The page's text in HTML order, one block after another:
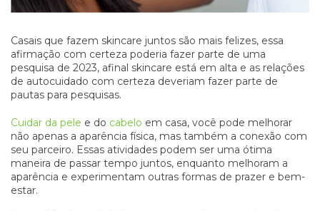
Casais que fazem skincare juntos são mais felizes, essa
afirmação com certeza poderia fazer parte de uma
pesquisa de 2023, afinal skincare está em alta e as relações
de autocuidado com certeza deveriam fazer parte de
pautas para pesquisas.
Cuidar da pele e do cabelo em casa, você pode melhorar
não apenas a aparência física, mas também a conexão com
seu parceiro. Essas atividades podem ser uma ótima
maneira de passar tempo juntos, enquanto melhoram a
aparência e experimentam outras formas de prazer e bem-
estar.